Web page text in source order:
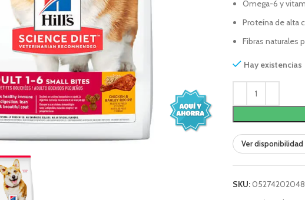
Omega-6 y
Proteína de alta
Fibras naturales
Hay existencias
Ver disponibilidad
SKU: